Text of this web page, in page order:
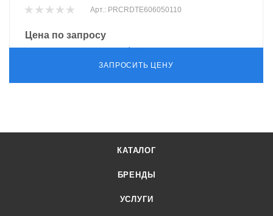
Арт.: PRCRDTE606050110
Цена по запросу
ЗАПРОСИТЬ ЦЕНУ
КАТАЛОГ
БРЕНДЫ
УСЛУГИ